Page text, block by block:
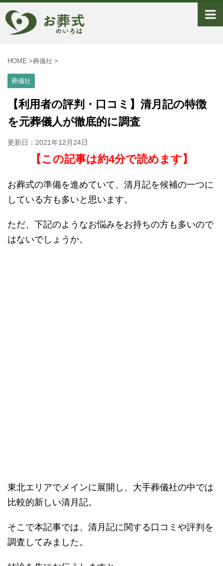
HOME >葬儀社 >
葬儀社
【利用者の評判・口コミ】清月記の特徴
を元葬儀人が徹底的に調査
更新日： 2021年12月24日
【この記事は約4分で読めます】
お葬式の準備を進めていて、清月記を候補の一つに
している方も多いと思います。
ただ、下記のようなお悩みをお持ちの方も多いので
はないでしょうか。
東北エリアでメインに展開し、大手葬儀社の中では
比較的新しい清月記。
そこで本記事では、清月記に関する口コミや評判を
調査してみました。